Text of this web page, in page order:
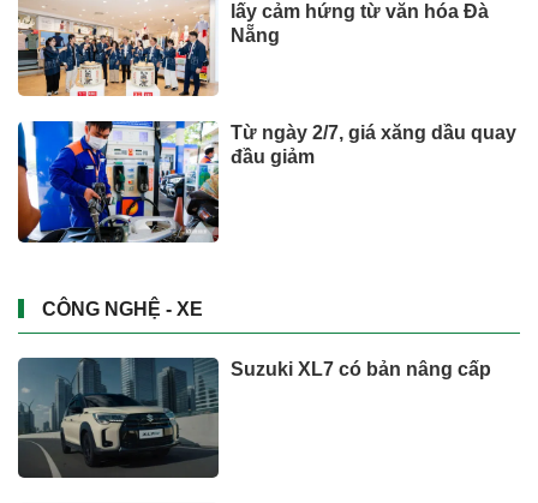
lấy cảm hứng từ văn hóa Đà
Nẵng
Từ ngày 2/7, giá xăng dầu quay
đầu giảm
CÔNG NGHỆ - XE
Suzuki XL7 có bản nâng cấp